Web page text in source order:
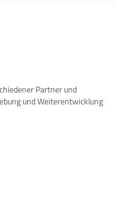
Partner und
und Weiterentwicklung